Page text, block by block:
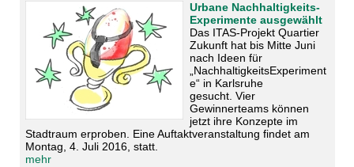
Urbane Nachhaltigkeits-
Experimente ausgewählt
Das ITAS-Projekt Quartier
Zukunft hat bis Mitte Juni
nach Ideen für
„NachhaltigkeitsExperiment
e“ in Karlsruhe
gesucht. Vier
Gewinnerteams können
jetzt ihre Konzepte im
Stadtraum erproben. Eine Auftaktveranstaltung findet am
Montag, 4. Juli 2016, statt.
mehr